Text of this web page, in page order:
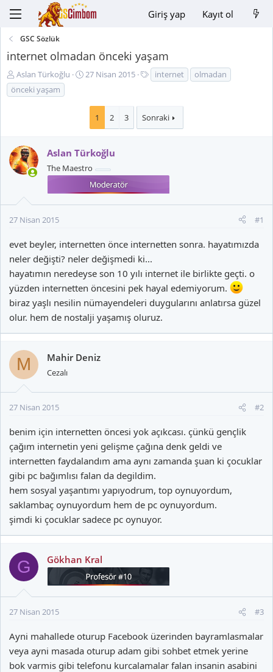
Giriş yap Kayıt ol
GSC Sözlük
internet olmadan önceki yaşam
K
o
n
B
a
ş
a
Aslan Türkoğlu
B
ı
ç
a
r
i
27 Nisan 2015
t
e
internet
olmadan
önceki yaşam
1 2 3 Sonraki
Aslan Türkoğlu
The Maestro
27 Nisan 2015 #1
evet beyler, internetten önce internetten sonra. hayatımızda
neler değişti? neler değişmedi ki...
hayatımın neredeyse son 10 yılı internet ile birlikte geçti. o
yüzden internetten öncesini pek hayal edemiyorum.
biraz yaşlı nesilin nümayendeleri duygularını anlatırsa güzel
olur. hem de nostalji yaşamış oluruz.
M Mahir Deniz
Cezalı
27 Nisan 2015 #2
benim için internetten öncesi yok açıkcası. çünkü gençlik
çağım internetin yeni gelişme çağına denk geldi ve
internetten faydalandım ama aynı zamanda şuan ki çocuklar
gibi pc bağımlısı falan da degildim.
hem sosyal yaşantımı yapıyodrum, top oynuyordum,
saklambaç oynuyordum hem de pc oynuyordum.
şimdi ki çocuklar sadece pc oynuyor.
G Gökhan Kral
27 Nisan 2015 #3
Ayni mahallede oturup Facebook üzerinden bayramlasmalar
veya ayni masada oturup adam gibi sohbet etmek yerine
bok varmis gibi telefonu kurcalamalar falan insanin asabini